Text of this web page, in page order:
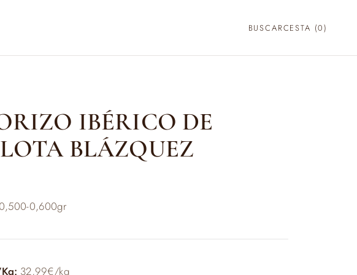
BUSCARCESTA (0)
IBÉRICO DE
BLÁZQUEZ
0,600gr
32,99€/kg